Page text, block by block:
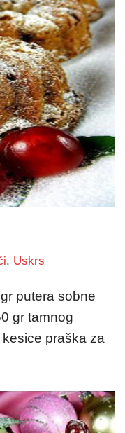
, Uskrs
putera sobne
gr tamnog
praška za